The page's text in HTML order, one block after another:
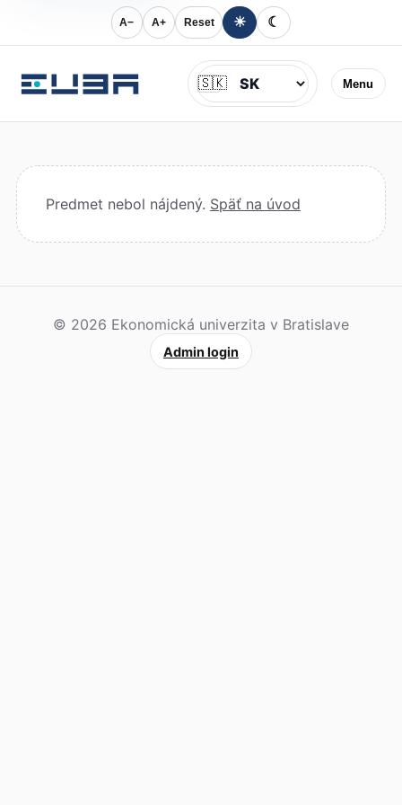
A− A+ Reset ☀ ☾
Menu
Jazyk
🇸🇰
Predmet nebol nájdený. Späť na úvod
© 2026 Ekonomická univerzita v Bratislave
Admin login